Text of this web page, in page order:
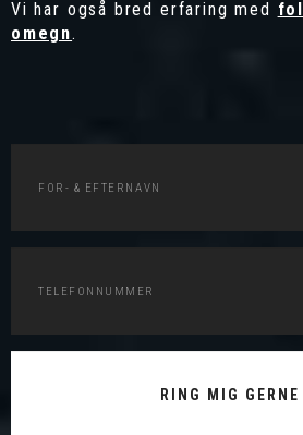
Vi har også bred erfaring med
omegn.
RING MIG GERNE